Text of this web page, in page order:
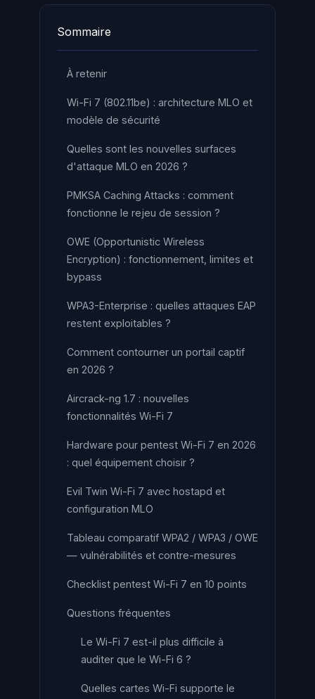
Sommaire
À retenir
Wi-Fi 7 (802.11be) : architecture MLO et
modèle de sécurité
Quelles sont les nouvelles surfaces
d'attaque MLO en 2026 ?
PMKSA Caching Attacks : comment
fonctionne le rejeu de session ?
OWE (Opportunistic Wireless
Encryption) : fonctionnement, limites et
bypass
WPA3-Enterprise : quelles attaques EAP
restent exploitables ?
Comment contourner un portail captif
en 2026 ?
Aircrack-ng 1.7 : nouvelles
fonctionnalités Wi-Fi 7
Hardware pour pentest Wi-Fi 7 en 2026
: quel équipement choisir ?
Evil Twin Wi-Fi 7 avec hostapd et
configuration MLO
Tableau comparatif WPA2 / WPA3 / OWE
— vulnérabilités et contre-mesures
Checklist pentest Wi-Fi 7 en 10 points
Questions fréquentes
Le Wi-Fi 7 est-il plus difficile à
auditer que le Wi-Fi 6 ?
Quelles cartes Wi-Fi supporte le